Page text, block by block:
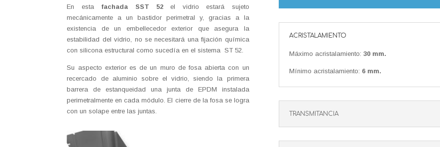
En esta fachada SST 52 el vidrio estará sujeto
mecánicamente a un bastidor perimetral y, gracias a la
existencia de un embellecedor exterior que asegura la
estabilidad del vidrio, no se necesitará una fijación química
con silicona estructural como sucedía en el sistema ST 52.
Su aspecto exterior es de un muro de fosa abierta con un
recercado de aluminio sobre el vidrio, siendo la primera
barrera de estanqueidad una junta de EPDM instalada
perimetralmente en cada módulo. El cierre de la fosa se logra
con un solape entre las juntas.
ACRISTALAMIENTO
Máximo acristalamiento: 30 mm.
Mínimo acristalamiento: 6 mm.
TRANSMITANCIA